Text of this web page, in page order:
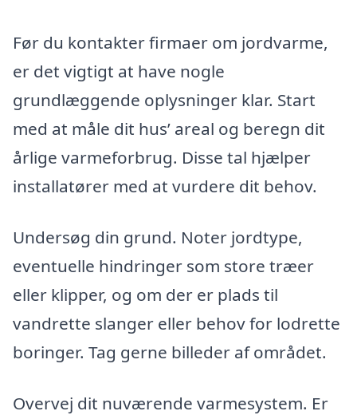
Før du kontakter firmaer om jordvarme,
er det vigtigt at have nogle
grundlæggende oplysninger klar. Start
med at måle dit hus’ areal og beregn dit
årlige varmeforbrug. Disse tal hjælper
installatører med at vurdere dit behov.
Undersøg din grund. Noter jordtype,
eventuelle hindringer som store træer
eller klipper, og om der er plads til
vandrette slanger eller behov for lodrette
boringer. Tag gerne billeder af området.
Overvej dit nuværende varmesystem. Er